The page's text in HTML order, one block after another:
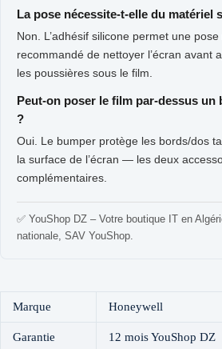
La pose nécessite-t-elle du matériel
Non. L’adhésif silicone permet une
recommandé de nettoyer l’écran avant
les poussières sous le film.
Peut-on poser le film par-dessus un
?
Oui. Le bumper protège les bords/dos
la surface de l’écran — les deux
complémentaires.
✅ YouShop DZ – Votre boutique IT en
nationale, SAV YouShop.
Marque Honeywell
Garantie 12 mois YouShop DZ